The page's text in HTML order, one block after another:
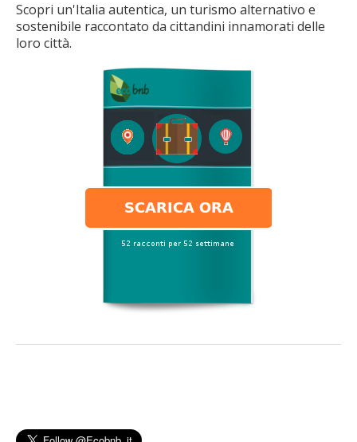
Scopri un'Italia autentica, un turismo alternativo e
sostenibile raccontato da cittandini innamorati delle
loro città.